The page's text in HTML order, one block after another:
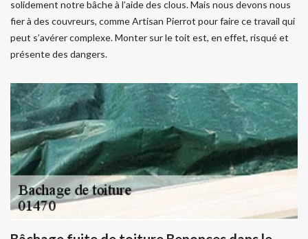
solidement notre bâche à l’aide des clous. Mais nous devons nous
fier à des couvreurs, comme Artisan Pierrot pour faire ce travail qui
peut s’avérer complexe. Monter sur le toit est, en effet, risqué et
présente des dangers.